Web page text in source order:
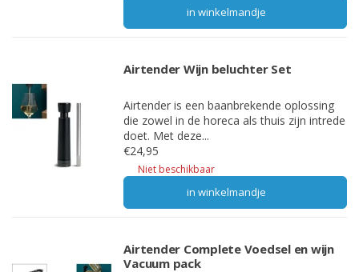
in winkelmandje
Airtender Wijn beluchter Set
Airtender is een baanbrekende oplossing
die zowel in de horeca als thuis zijn intrede
doet. Met deze...
€24,95
Niet beschikbaar
in winkelmandje
Airtender Complete Voedsel en wijn
Vacuum pack